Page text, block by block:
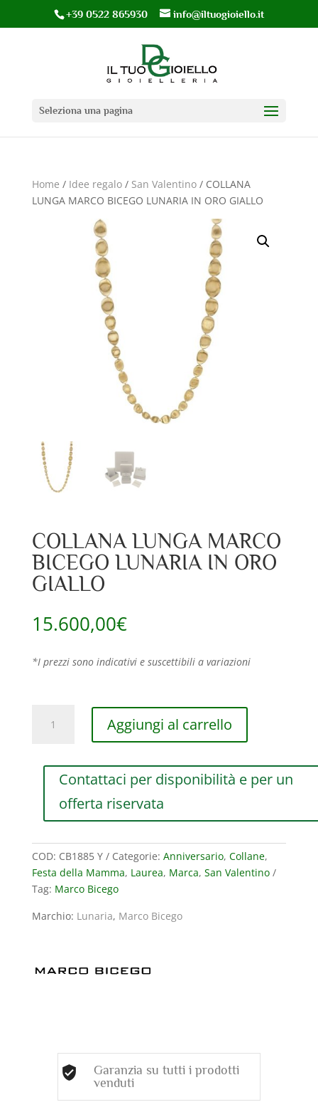
+39 0522 865930 info@iltuogioiello.it
Seleziona una pagina
Home / Idee regalo/ San Valentino/ COLLANA
LUNGA MARCO BICEGO LUNARIA IN ORO GIALLO
COLLANA LUNGA MARCO
BICEGO LUNARIA IN ORO
GIALLO
15.600,00€
*I prezzi sono indicativi e suscettibili a variazioni
LUNGA
LUNARIA
quantità
Aggiungi al carrello
Contattaci per disponibilità e per un
offerta riservata
COD: CB1885 Y Categorie: Anniversario, Collane,
Festa della Mamma, Laurea, Marca, San Valentino
Tag: Marco Bicego
Marchio: Lunaria, Marco Bicego
Garanzia su tutti i prodotti
venduti